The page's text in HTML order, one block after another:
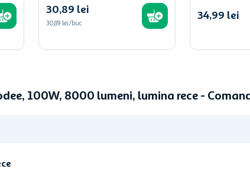
30,89 lei
30,89 lei/buc
34,99 lei
100W, 8000 lumeni, lumina rece -